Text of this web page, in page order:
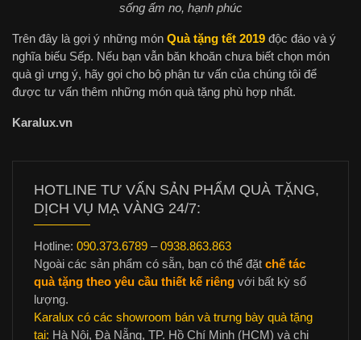
sống ấm no, hạnh phúc
Trên đây là gợi ý những món Quà tặng tết 2019 độc đáo và ý
nghĩa biếu Sếp. Nếu bạn vẫn băn khoăn chưa biết chọn món
quà gì ưng ý, hãy gọi cho bộ phận tư vấn của chúng tôi để
được tư vấn thêm những món quà tặng phù hợp nhất.
Karalux.vn
HOTLINE TƯ VẤN SẢN PHẨM QUÀ TẶNG,
DỊCH VỤ MẠ VÀNG 24/7:
Hotline: 090.373.6789 –0938.863.863
Ngoài các sản phẩm có sẵn, bạn có thể đặt chế tác
quà tặng theo yêu cầu thiết kế riêng với bất kỳ số
lượng.
Karalux có các showroom bán và trưng bày quà tặng
tại: Hà Nội, Đà Nẵng, TP. Hồ Chí Minh (HCM) và chi